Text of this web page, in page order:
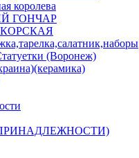
королева
ГОНЧАР
(Воронеж)